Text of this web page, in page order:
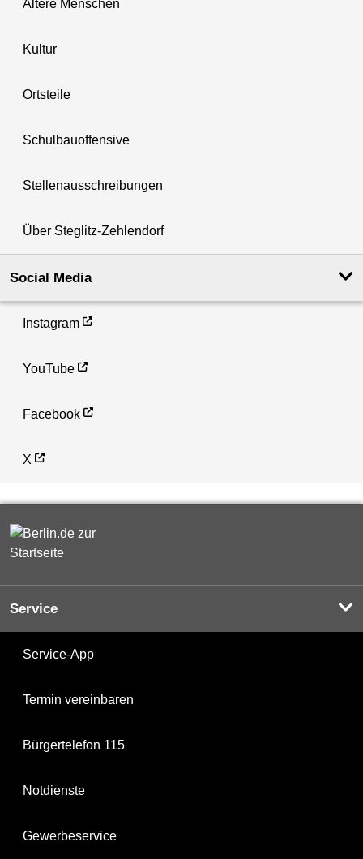
Ältere Menschen
Kultur
Ortsteile
Schulbauoffensive
Stellenausschreibungen
Über Steglitz-Zehlendorf
Social Media
Instagram
YouTube
Facebook
X
Service
Service-App
Termin vereinbaren
Bürgertelefon 115
Notdienste
Gewerbeservice